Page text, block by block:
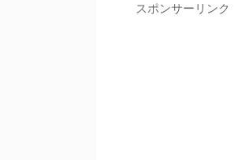
スポンサーリンク